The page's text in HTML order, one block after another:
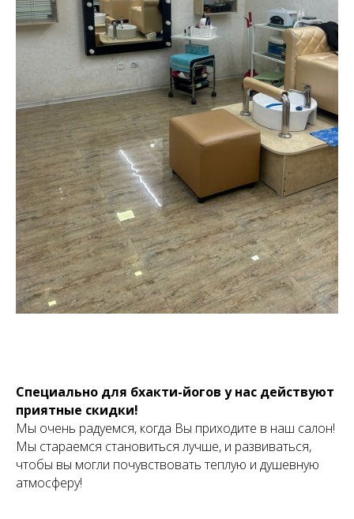
Специально для бхакти-йогов у нас действуют
приятные скидки!
Мы очень радуемся, когда Вы приходите в наш салон!
Мы стараемся становиться лучше, и развиваться,
чтобы вы могли почувствовать теплую и душевную
атмосферу!